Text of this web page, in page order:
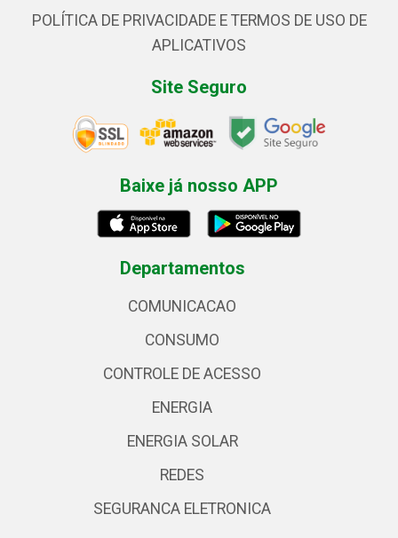
POLÍTICA DE PRIVACIDADE E TERMOS DE USO DE
APLICATIVOS
Site Seguro
Baixe já nosso APP
Departamentos
COMUNICACAO
CONSUMO
CONTROLE DE ACESSO
ENERGIA
ENERGIA SOLAR
REDES
SEGURANCA ELETRONICA